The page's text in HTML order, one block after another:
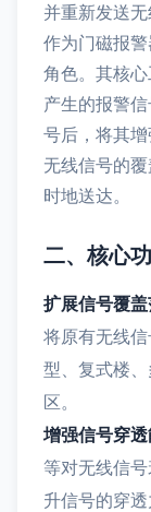
并重新发送
作为门磁报
角色。其核
产生的报警
号后，将其
无线信号的
时地送达。
二、核心
扩展信号覆盖
将原有无线
型、复式楼
区。
增强信号穿
等对无线信
升信号的穿透